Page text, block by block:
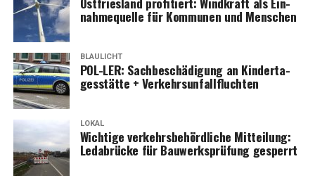
nah­me­quel­le für Kom­mu­nen und Menschen
BLAULICHT
POL-LER: Sach­be­schä­di­gung an Kin­der­ta­
ges­stät­te + Verkehrsunfallfluchten
LOKAL
Wich­ti­ge ver­kehrs­be­hörd­li­che Mit­tei­lung:
Leda­brü­cke für Bau­werks­prü­fung gesperrt